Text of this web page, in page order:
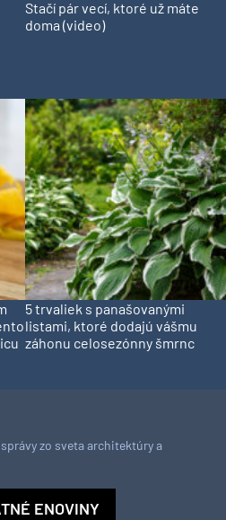
Stačí pár vecí, ktoré už máte
doma (video)
5 trvaliek s panašovanými
listami, ktoré dodajú vášmu
záhonu celosezónny šmrnc
zo sveta architektúry a
ENOVINY